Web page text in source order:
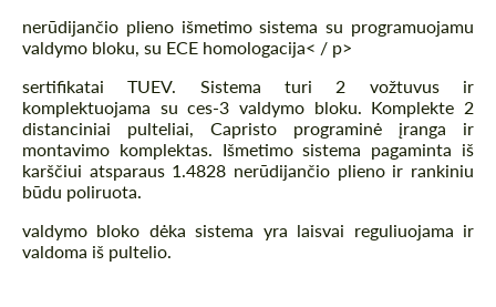
nerūdijančio plieno išmetimo sistema su programuojamu
valdymo bloku, su ECE homologacija< / p>
sertifikatai TUEV. Sistema turi 2 vožtuvus ir
komplektuojama su ces-3 valdymo bloku. Komplekte 2
distanciniai pulteliai, Capristo programinė įranga ir
montavimo komplektas. Išmetimo sistema pagaminta iš
karščiui atsparaus 1.4828 nerūdijančio plieno ir rankiniu
būdu poliruota.
valdymo bloko dėka sistema yra laisvai reguliuojama ir
valdoma iš pultelio.